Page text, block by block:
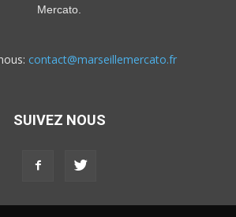
Mercato.
contact@marseillemercato.fr
SUIVEZ NOUS